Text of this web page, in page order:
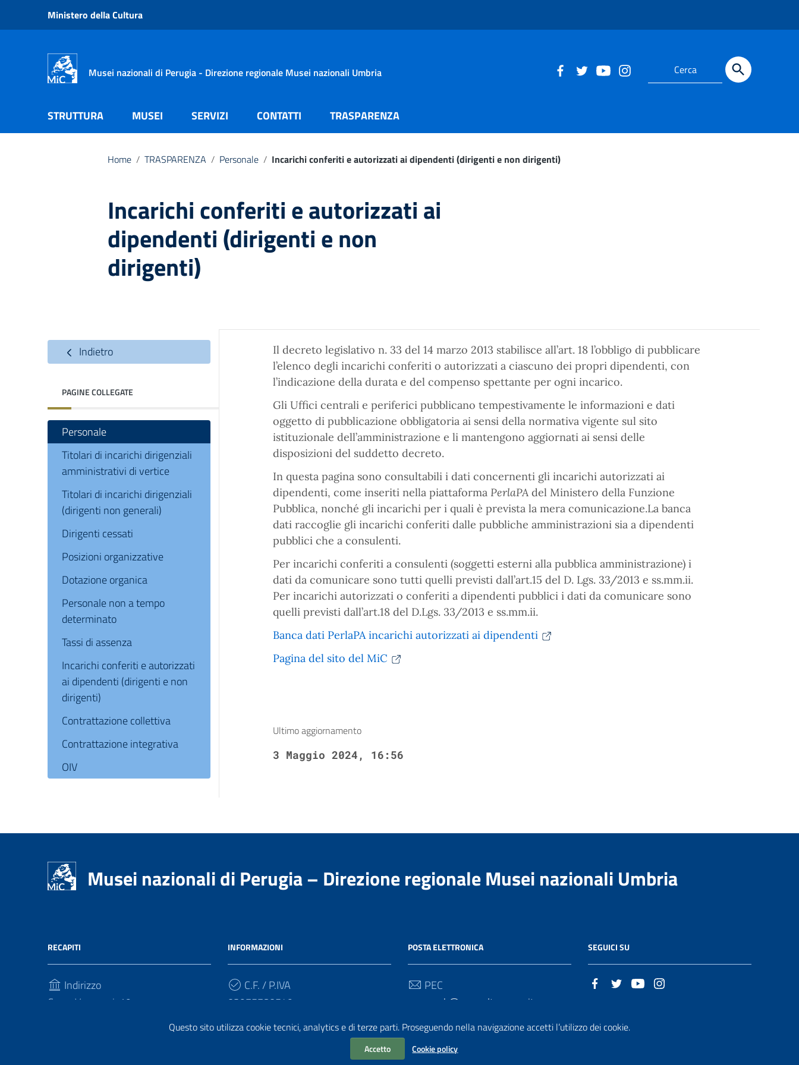
Questo sito utilizza cookie tecnici, analytics e di terze parti. Proseguendo nella navigazione accetti l’utilizzo dei cookie.
Accetto Cookie policy
Vai ai contenuti
Vai al menu di navigazione
Ministero della Cultura
Musei nazionali di Perugia - Direzione regionale Musei nazionali Umbria
STRUTTURA MUSEI SERVIZI CONTATTI TRASPARENZA
Home / TRASPARENZA / Personale / Incarichi conferiti e autorizzati ai dipendenti (dirigenti e non dirigenti)
Incarichi conferiti e autorizzati ai
dipendenti (dirigenti e non
dirigenti)
Indietro
PAGINE COLLEGATE
Personale
Titolari di incarichi dirigenziali
amministrativi di vertice
Titolari di incarichi dirigenziali
(dirigenti non generali)
Dirigenti cessati
Posizioni organizzative
Dotazione organica
Personale non a tempo
determinato
Tassi di assenza
Incarichi conferiti e autorizzati
ai dipendenti (dirigenti e non
dirigenti)
Contrattazione collettiva
Contrattazione integrativa
OIV
Il decreto legislativo n. 33 del 14 marzo 2013 stabilisce all’art. 18 l’obbligo di pubblicare
l’elenco degli incarichi conferiti o autorizzati a ciascuno dei propri dipendenti, con
l’indicazione della durata e del compenso spettante per ogni incarico.
Gli Uffici centrali e periferici pubblicano tempestivamente le informazioni e dati
oggetto di pubblicazione obbligatoria ai sensi della normativa vigente sul sito
istituzionale dell’amministrazione e li mantengono aggiornati ai sensi delle
disposizioni del suddetto decreto.
In questa pagina sono consultabili i dati concernenti gli incarichi autorizzati ai
dipendenti, come inseriti nella piattaforma PerlaPAdel Ministero della Funzione
Pubblica, nonché gli incarichi per i quali è prevista la mera comunicazione.La banca
dati raccoglie gli incarichi conferiti dalle pubbliche amministrazioni sia a dipendenti
pubblici che a consulenti.
Per incarichi conferiti a consulenti (soggetti esterni alla pubblica amministrazione) i
dati da comunicare sono tutti quelli previsti dall’art.15 del D. Lgs. 33/2013 e ss.mm.ii.
Per incarichi autorizzati o conferiti a dipendenti pubblici i dati da comunicare sono
quelli previsti dall’art.18 del D.Lgs. 33/2013 e ss.mm.ii.
Banca dati PerlaPA incarichi autorizzati ai dipendenti
Pagina del sito del MiC
Ultimo aggiornamento
3 Maggio 2024, 16:56
Musei nazionali di Perugia – Direzione regionale Musei nazionali Umbria
RECAPITI
Indirizzo
Corso Vannucci, 19
INFORMAZIONI
C.F. / P.IVA
03975780549
Cod. Univoco
POSTA ELETTRONICA
PEC
gan-umb@pec.cultura.gov.it
Email
gan-umb@cultura.gov.it
SEGUICI SU